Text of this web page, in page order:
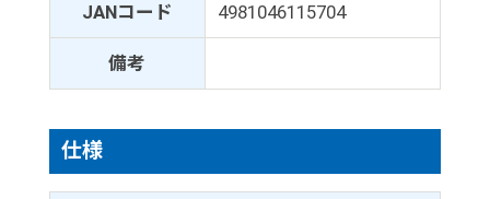
JANコード 4981046115704
備考
仕様